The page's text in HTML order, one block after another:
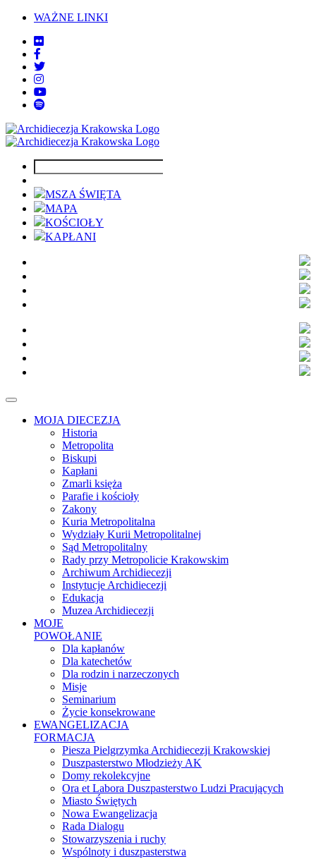
WAŻNE LINKI
MSZA ŚWIĘTA
MAPA
KOŚCIOŁY
KAPŁANI
MOJA DIECEZJA
Historia
Metropolita
Biskupi
Kapłani
Zmarli księża
Parafie i kościoły
Zakony
Kuria Metropolitalna
Wydziały Kurii Metropolitalnej
Sąd Metropolitalny
Rady przy Metropolicie Krakowskim
Archiwum Archidiecezji
Instytucje Archidiecezji
Edukacja
Muzea Archidiecezji
MOJE
POWOŁANIE
Dla kapłanów
Dla katechetów
Dla rodzin i narzeczonych
Misje
Seminarium
Życie konsekrowane
EWANGELIZACJA
FORMACJA
Piesza Pielgrzymka Archidiecezji Krakowskiej
Duszpasterstwo Młodzieży AK
Domy rekolekcyjne
Ora et Labora Duszpasterstwo Ludzi Pracujących
Miasto Świętych
Nowa Ewangelizacja
Rada Dialogu
Stowarzyszenia i ruchy
Wspólnoty i duszpasterstwa